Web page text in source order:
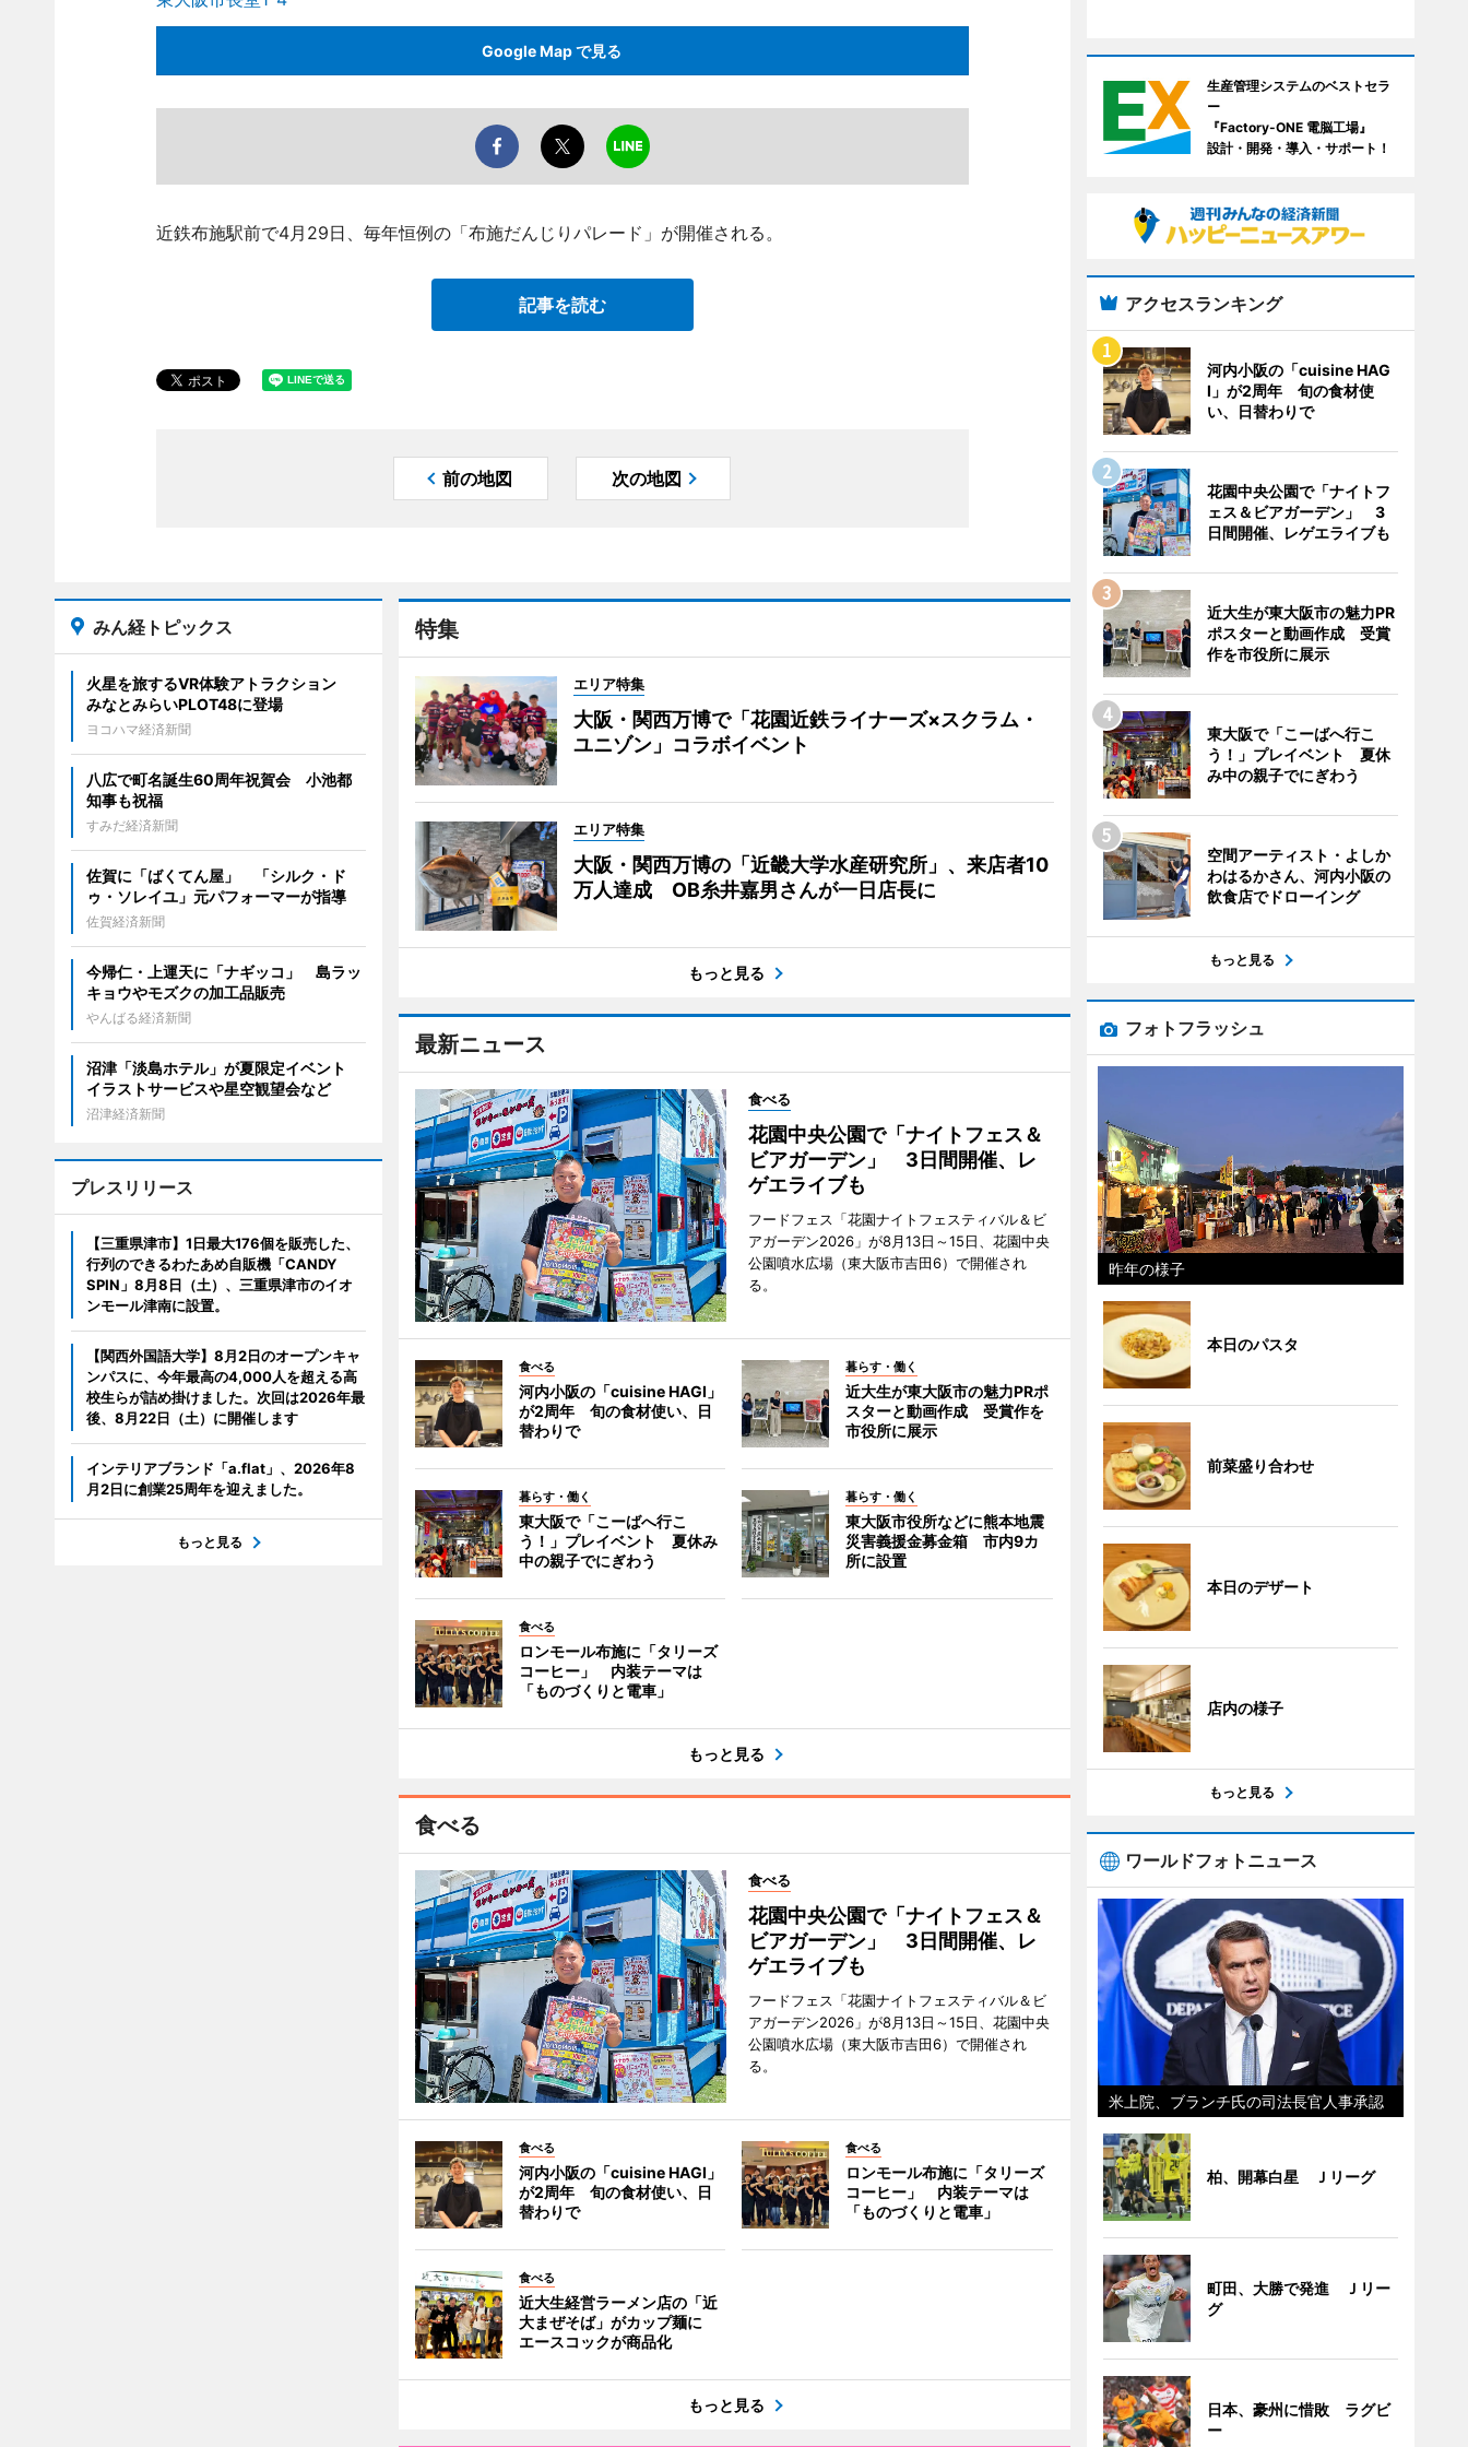
Google Map で見る
近鉄布施駅前で4月29日、毎年恒例の「布施だんじりパレード」が開催される。
記事を読む
前の地図 次の地図
特集
エリア特集
大阪・関西万博で「花園近鉄ライナーズ×スクラム・
ユニゾン」コラボイベント
エリア特集
大阪・関西万博の「近畿大学水産研究所」、来店者10
万人達成 OB糸井嘉男さんが一日店長に
もっと見る
最新ニュース
食べる
花園中央公園で「ナイトフェス＆
ビアガーデン」 3日間開催、レ
ゲエライブも
フードフェス「花園ナイトフェスティバル＆ビ
アガーデン2026」が8月13日～15日、花園中央
公園噴水広場（東大阪市吉田6）で開催され
る。
食べる
河内小阪の「cuisine HAGI」
が2周年 旬の食材使い、日
替わりで
暮らす・働く
近大生が東大阪市の魅力PRポ
スターと動画作成 受賞作を
市役所に展示
暮らす・働く
東大阪で「こーばへ行こ
う！」プレイベント 夏休み
中の親子でにぎわう
暮らす・働く
東大阪市役所などに熊本地震
災害義援金募金箱 市内9カ
所に設置
食べる
ロンモール布施に「タリーズ
コーヒー」 内装テーマは
「ものづくりと電車」
もっと見る
食べる
食べる
花園中央公園で「ナイトフェス＆
ビアガーデン」 3日間開催、レ
ゲエライブも
フードフェス「花園ナイトフェスティバル＆ビ
アガーデン2026」が8月13日～15日、花園中央
公園噴水広場（東大阪市吉田6）で開催され
る。
食べる
河内小阪の「cuisine HAGI」
が2周年 旬の食材使い、日
替わりで
食べる
ロンモール布施に「タリーズ
コーヒー」 内装テーマは
「ものづくりと電車」
食べる
近大生経営ラーメン店の「近
大まぜそば」がカップ麺に
エースコックが商品化
もっと見る
みん経トピックス
火星を旅するVR体験アトラクション
みなとみらいPLOT48に登場
ヨコハマ経済新聞
八広で町名誕生60周年祝賀会 小池都
知事も祝福
すみだ経済新聞
佐賀に「ばくてん屋」 「シルク・ド
ゥ・ソレイユ」元パフォーマーが指導
佐賀経済新聞
今帰仁・上運天に「ナギッコ」 島ラッ
キョウやモズクの加工品販売
やんばる経済新聞
沼津「淡島ホテル」が夏限定イベント
イラストサービスや星空観望会など
沼津経済新聞
プレスリリース
【三重県津市】1日最大176個を販売した、
行列のできるわたあめ自販機「CANDY
SPIN」8月8日（土）、三重県津市のイオ
ンモール津南に設置。
【関西外国語大学】8月2日のオープンキャ
ンパスに、今年最高の4,000人を超える高
校生らが詰め掛けました。次回は2026年最
後、8月22日（土）に開催します
インテリアブランド「a.flat」、2026年8
月2日に創業25周年を迎えました。
もっと見る
生産管理システムのベストセラ
ー
『Factory-ONE 電脳工場』
設計・開発・導入・サポート！
アクセスランキング
河内小阪の「cuisine HAG
I」が2周年 旬の食材使
い、日替わりで
花園中央公園で「ナイトフ
ェス＆ビアガーデン」 3
日間開催、レゲエライブも
近大生が東大阪市の魅力PR
ポスターと動画作成 受賞
作を市役所に展示
東大阪で「こーばへ行こ
う！」プレイベント 夏休
み中の親子でにぎわう
空間アーティスト・よしか
わはるかさん、河内小阪の
飲食店でドローイング
もっと見る
フォトフラッシュ
昨年の様子
本日のパスタ
前菜盛り合わせ
本日のデザート
店内の様子
もっと見る
ワールドフォトニュース
米上院、ブランチ氏の司法長官人事承認
柏、開幕白星 Ｊリーグ
町田、大勝で発進 Ｊリー
グ
日本、豪州に惜敗 ラグビ
ー